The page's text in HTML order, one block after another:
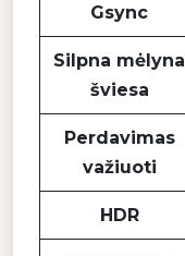
Gsync
Silpna mėlyna
šviesa
Perdavimas
važiuoti
HDR